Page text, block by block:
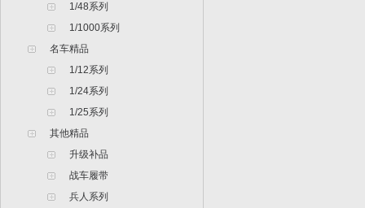
1/48系列
1/1000系列
名车精品
1/12系列
1/24系列
1/25系列
其他精品
升级补品
战车履带
兵人系列